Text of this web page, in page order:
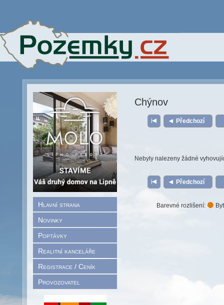
Hlavní strana
Novinky
Poptávky
Realitní kanceláře
Registrace / Ceník
Provozovatel
Chýnov
Předchozí
Nebyly nalezeny žádné
Předchozí
Barevné rozlišení: